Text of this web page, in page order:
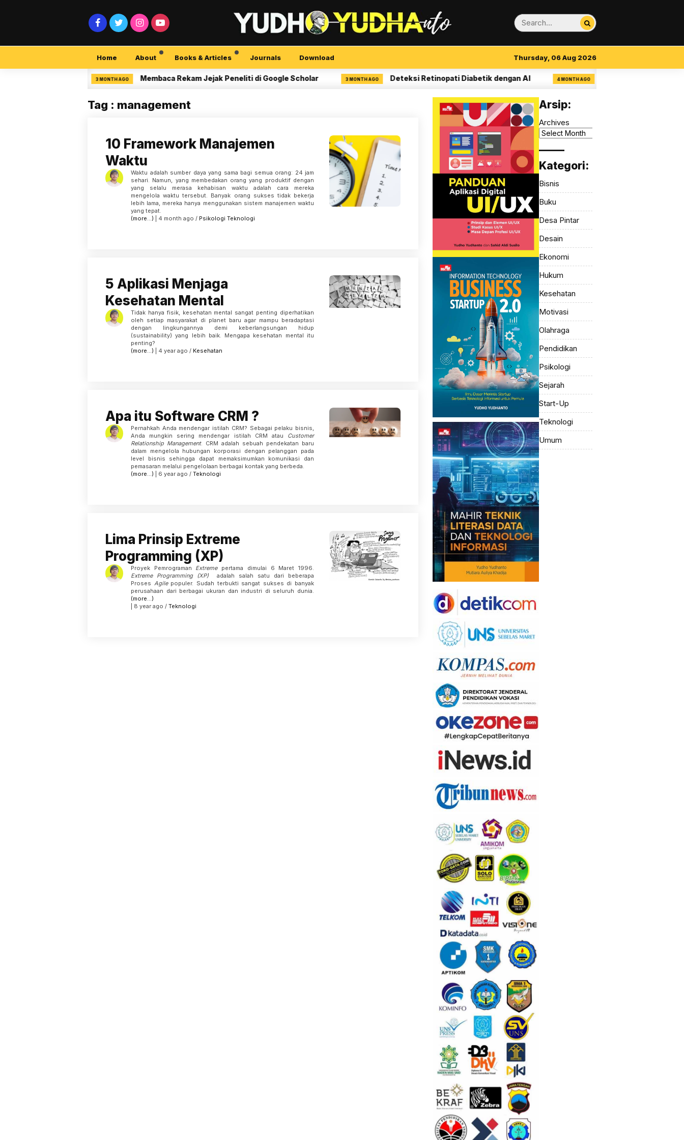
Home About Books & Articles Journals Download Thursday, 06 Aug 2026
3 MONTH AGO Membaca Rekam Jejak Peneliti di Google Scholar 3 MONTH AGO Deteksi Retinopati Diabetik dengan AI 4 MONTH AGO 14 Aturan Visual Clarity
Tag : management
10 Framework Manajemen
Waktu
Waktu adalah sumber daya yang sama bagi semua orang: 24 jam
sehari. Namun, yang membedakan orang yang produktif dengan
yang selalu merasa kehabisan waktu adalah cara mereka
mengelola waktu tersebut. Banyak orang sukses tidak bekerja
lebih lama, mereka hanya menggunakan sistem manajemen waktu
yang tepat.
(more…) | 4 month ago / Psikologi Teknologi
5 Aplikasi Menjaga
Kesehatan Mental
Tidak hanya fisik, kesehatan mental sangat penting diperhatikan
oleh setiap masyarakat di planet baru agar mampu beradaptasi
dengan lingkungannya demi keberlangsungan hidup
(sustainability) yang lebih baik. Mengapa kesehatan mental itu
penting?
(more…) | 4 year ago / Kesehatan
Apa itu Software CRM ?
Pernahkah Anda mendengar istilah CRM? Sebagai pelaku bisnis,
Anda mungkin sering mendengar istilah CRM atau Customer
Relationship Management. CRM adalah sebuah pendekatan baru
dalam mengelola hubungan korporasi dengan pelanggan pada
level bisnis sehingga dapat memaksimumkan komunikasi dan
pemasaran melalui pengelolaan berbagai kontak yang berbeda.
(more…) | 6 year ago / Teknologi
Lima Prinsip Extreme
Programming (XP)
Proyek Pemrograman Extremepertama dimulai 6 Maret 1996.
Extreme Programming (XP)
adalah salah satu dari beberapa
Proses Agilepopuler. Sudah terbukti sangat sukses di banyak
perusahaan dari berbagai ukuran dan industri di seluruh dunia.
(more…)
| 8 year ago / Teknologi
Arsip:
Archives
Kategori:
Bisnis
Buku
Desa Pintar
Desain
Ekonomi
Hukum
Kesehatan
Motivasi
Olahraga
Pendidikan
Psikologi
Sejarah
Start-Up
Teknologi
Umum